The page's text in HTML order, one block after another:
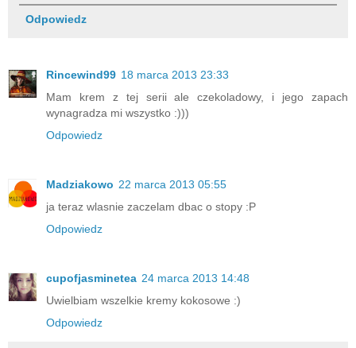
Odpowiedz
Rincewind99 18 marca 2013 23:33
Mam krem z tej serii ale czekoladowy, i jego zapach
wynagradza mi wszystko :)))
Odpowiedz
Madziakowo 22 marca 2013 05:55
ja teraz wlasnie zaczelam dbac o stopy :P
Odpowiedz
cupofjasminetea 24 marca 2013 14:48
Uwielbiam wszelkie kremy kokosowe :)
Odpowiedz